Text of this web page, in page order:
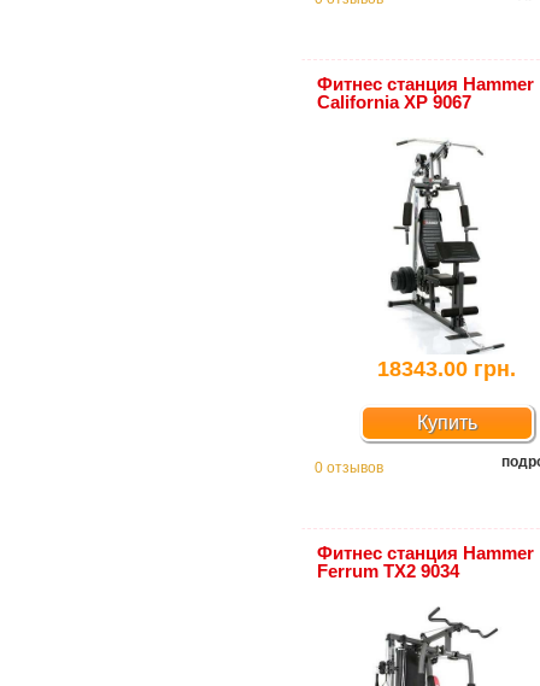
Фитнес станция Hammer
California XP 9067
18343.00 грн.
Купить
0 отзывов
Фитнес станция Hammer
Ferrum TX2 9034